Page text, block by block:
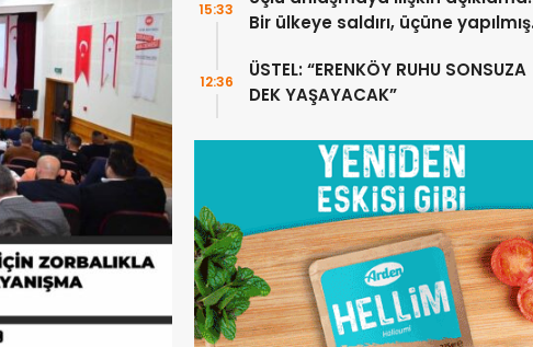
Bir ülkeye saldırı, üçüne yapılmış
15:33
ÜSTEL: “ERENKÖY RUHU SONSUZA
DEK YAŞAYACAK”
12:36